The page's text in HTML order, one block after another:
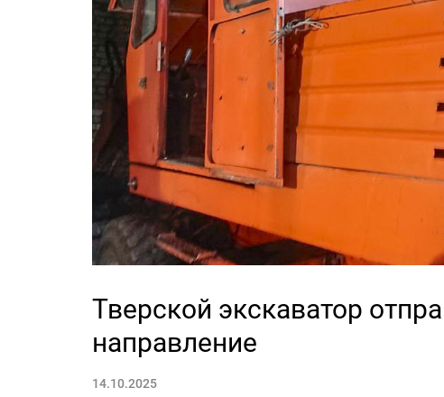
Тверской экскаватор
направление
14.10.2025